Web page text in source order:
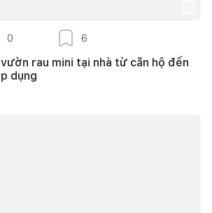
0 6
rau mini tại nhà từ căn hộ đến
dụng